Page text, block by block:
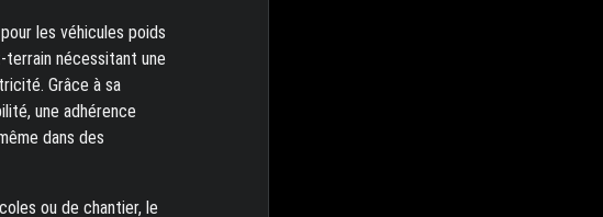
les véhicules poids
nécessitant une
Grâce à sa
une adhérence
dans des
ou de chantier, le